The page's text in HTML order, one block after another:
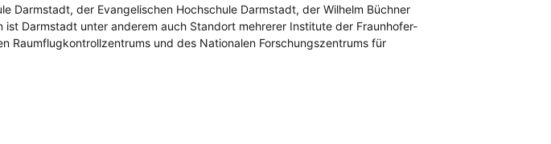
Darmstadt, der Evangelischen Hochschule Darmstadt, der Wilhelm Büchner
Darmstadt unter anderem auch Standort mehrerer Institute der Fraunhofer-
Raumflugkontrollzentrums und des Nationalen Forschungszentrums für